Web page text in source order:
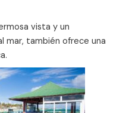
vista y un
mar, también ofrece una